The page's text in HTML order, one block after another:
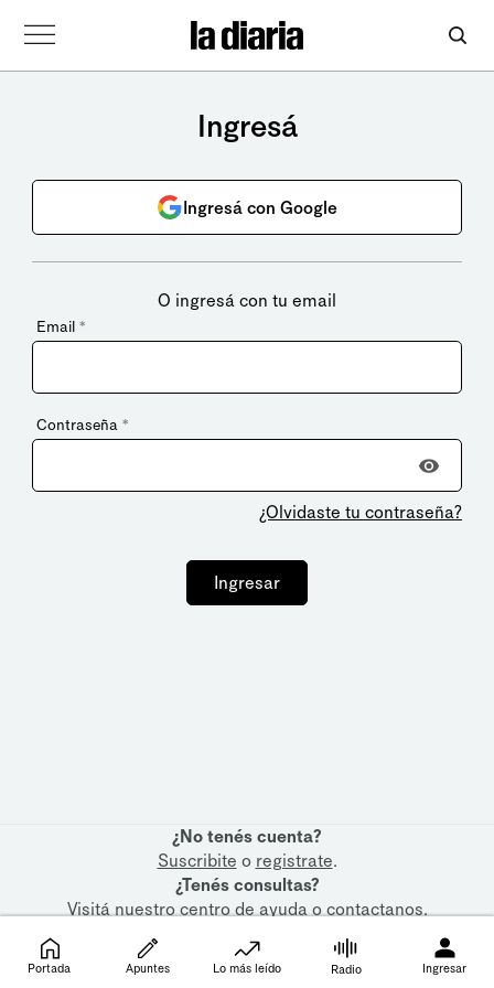
Ingresá
Ingresá con Google
O ingresá con tu email
Email *
Contraseña *
¿Olvidaste tu contraseña?
Ingresar
¿No tenés cuenta?
Suscribite o registrate.
¿Tenés consultas?
Visitá nuestrocentro de ayudaocontactanos.
Portada Apuntes Lo más leído Radio Ingresar